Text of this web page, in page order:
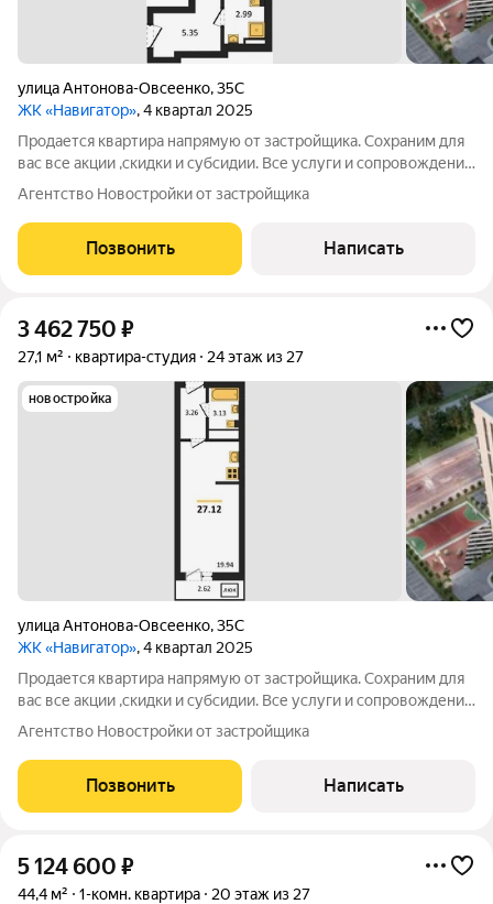
улица Антонова-Овсеенко,35С
ЖК «Навигатор», 4 квартал 2025
Продается квартира напрямую от застройщика. Сохраним для
вас все акции ,скидки и субсидии. Все услуги и сопровождение
сделки бесплатно. Ключи после сделки. При покупке с нами вы
получаете подарок телевизор на кухню. Жилой комплекс
расположен в
Агентство Новостройки от застройщика
Позвонить Написать
3 462 750 ₽
27,1 м² квартира-студия 24 этаж из 27
новостройка
улица Антонова-Овсеенко,35С
ЖК «Навигатор», 4 квартал 2025
Продается квартира напрямую от застройщика. Сохраним для
вас все акции ,скидки и субсидии. Все услуги и сопровождение
сделки бесплатно. Ключи после сделки. При покупке с нами вы
получаете подарок телевизор на кухню. Жилой комплекс
расположен в
Агентство Новостройки от застройщика
Позвонить Написать
5 124 600 ₽
44,4 м² 1-комн. квартира 20 этаж из 27